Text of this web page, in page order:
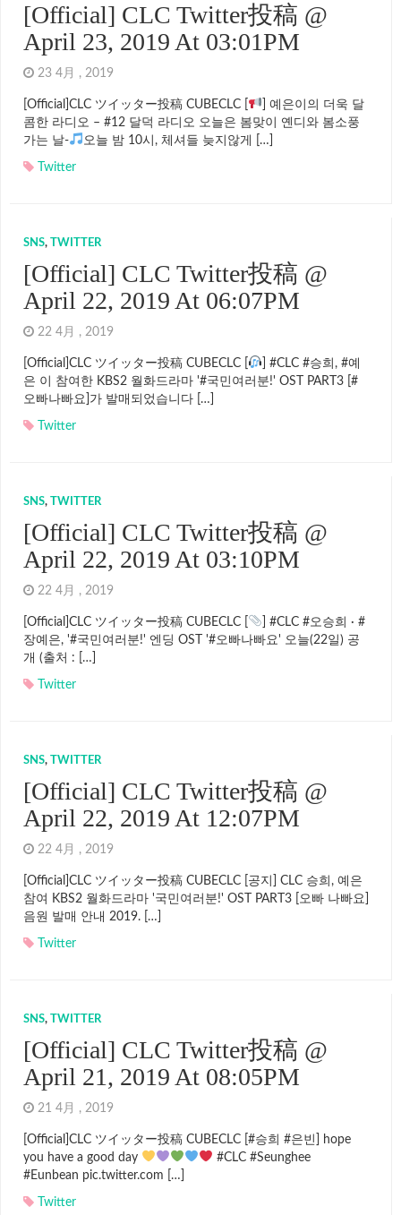
[Official] CLC Twitter投稿 @
April 23, 2019 At 03:01PM
23 4月 , 2019
[Official]CLC ツイッター投稿 CUBECLC [
] 예은이의 더욱 달
콤한 라디오 – #12 달덕 라디오 오늘은 봄맞이 옌디와 봄소풍
가는 날-
오늘 밤 10시, 체셔들 늦지않게 […]
Twitter
SNS, TWITTER
[Official] CLC Twitter投稿 @
April 22, 2019 At 06:07PM
22 4月 , 2019
[Official]CLC ツイッター投稿 CUBECLC [
] #CLC #승희, #예
은 이 참여한 KBS2 월화드라마 '#국민여러분!' OST PART3 [#
오빠나빠요]가 발매되었습니다 […]
Twitter
SNS, TWITTER
[Official] CLC Twitter投稿 @
April 22, 2019 At 03:10PM
22 4月 , 2019
[Official]CLC ツイッター投稿 CUBECLC [
] #CLC #오승희 · #
장예은, '#국민여러분!' 엔딩 OST '#오빠나빠요' 오늘(22일) 공
개 (출처 : […]
Twitter
SNS, TWITTER
[Official] CLC Twitter投稿 @
April 22, 2019 At 12:07PM
22 4月 , 2019
[Official]CLC ツイッター投稿 CUBECLC [공지] CLC 승희, 예은
참여 KBS2 월화드라마 '국민여러분!' OST PART3 [오빠 나빠요]
음원 발매 안내 2019. […]
Twitter
SNS, TWITTER
[Official] CLC Twitter投稿 @
April 21, 2019 At 08:05PM
21 4月 , 2019
[Official]CLC ツイッター投稿 CUBECLC [#승희 #은빈] hope
you have a good day
#CLC #Seunghee
#Eunbean pic.twitter.com […]
Twitter